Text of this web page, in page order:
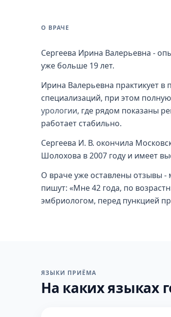
О ВРАЧЕ
Сергеева Ирина Валерьевна -
уже больше 19 лет.
Ирина Валерьевна практикует
специализаций, при этом
урологии, где рядом показаны
работает стабильно.
Сергеева И. В. окончила
Шолохова в 2007 году и имеет
О враче уже оставлены отзывы
пишут: «Мне 42 года, по
эмбриологом, перед пункцией
ЯЗЫКИ ПРИЁМА
На каких языках